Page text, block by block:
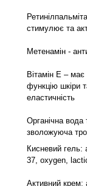
стимулює та
Метенамін -
Вітамін Е –
функцію шкіри
еластичність
Органічна вода
зволожуюча
Кисневий
37, oxygen,
Активний крем: